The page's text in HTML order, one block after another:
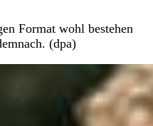
Format wohl bestehen
(dpa)